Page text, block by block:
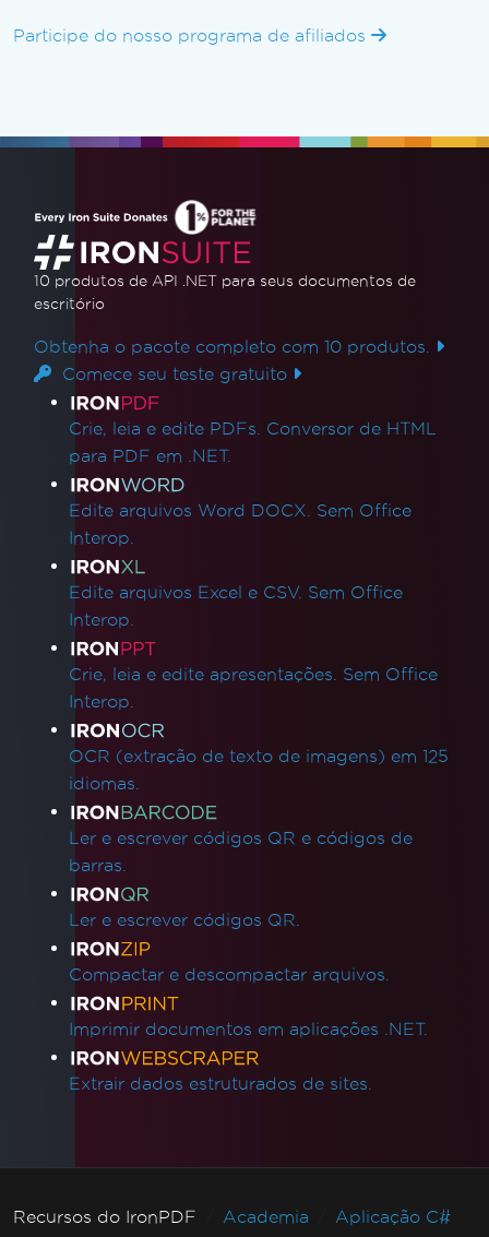
Participe do nosso programa de afiliados
10 produtos de API .NET para seus documentos de
escritório
Obtenha o pacote completo com 10 produtos.
Comece seu teste gratuito
Links de produtos
Crie, leia e edite PDFs. Conversor de HTML
para PDF em .NET.
Edite arquivos Word DOCX. Sem Office
Interop.
Edite arquivos Excel e CSV. Sem Office
Interop.
Crie, leia e edite apresentações. Sem Office
Interop.
OCR (extração de texto de imagens) em 125
idiomas.
Ler e escrever códigos QR e códigos de
barras.
Ler e escrever códigos QR.
Compactar e descompactar arquivos.
Imprimir documentos em aplicações .NET.
Extrair dados estruturados de sites.
Recursos do IronPDF Academia
Aplicação C#